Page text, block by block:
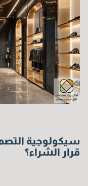
سيكولوجية
قرار الشراء؟